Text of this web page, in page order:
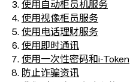
使用自动柜员机服务
使用视像柜员服务
使用电话理财服务
使用即时通讯
使用一次性密码和i-Token
防止诈骗资讯